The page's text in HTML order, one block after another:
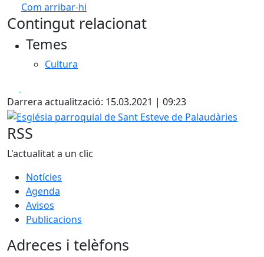
Com arribar-hi
+
Contingut relacionat
Temes
Cultura
Darrera actualització: 15.03.2021 | 09:23
Església parroquial de Sant Esteve de Palaudàries
RSS
L'actualitat a un clic
Notícies
Agenda
Avisos
Publicacions
Adreces i telèfons